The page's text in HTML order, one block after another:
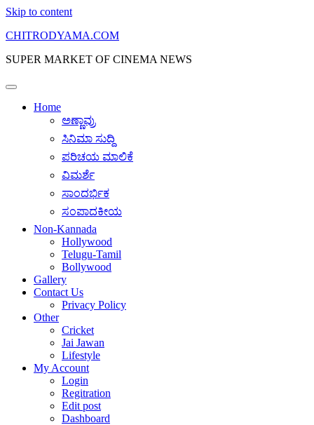
Skip to content
CHITRODYAMA.COM
SUPER MARKET OF CINEMA NEWS
Home
ಅಣ್ಣಾವ್ರು
ಸಿನಿಮಾ ಸುದ್ದಿ
ಪರಿಚಯ ಮಾಲಿಕೆ
ವಿಮರ್ಶೆ
ಸಾಂದರ್ಭಿಕ
ಸಂಪಾದಕೀಯ
Non-Kannada
Hollywood
Telugu-Tamil
Bollywood
Gallery
Contact Us
Privacy Policy
Other
Cricket
Jai Jawan
Lifestyle
My Account
Login
Regitration
Edit post
Dashboard